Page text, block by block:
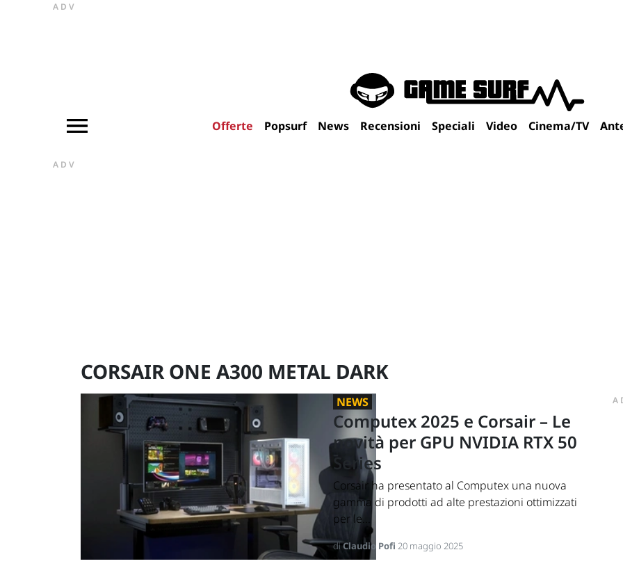
ADV
Offerte Popsurf News Recensioni Speciali Video Cinema/TV
ADV
CORSAIR ONE A300 METAL DARK
NEWS
Computex 2025 e Corsair – Le
novità per GPU NVIDIA RTX 50
Series
Corsair ha presentato al Computex una nuova
gamma di prodotti ad alte prestazioni ottimizzati
per le...
diClaudio Pofi 20 maggio 2025